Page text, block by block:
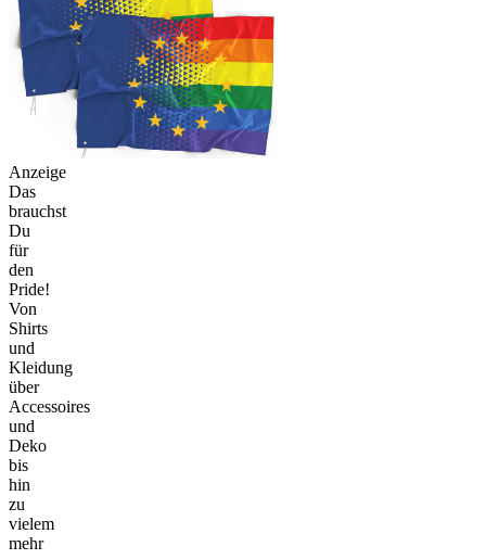
Anzeige
Das
brauchst
Du
für
den
Pride!
Von
Shirts
und
Kleidung
über
Accessoires
und
Deko
bis
hin
zu
vielem
mehr